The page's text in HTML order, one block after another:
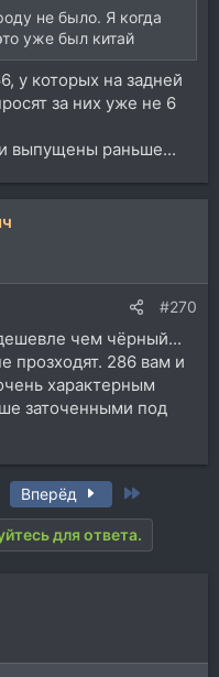
не было. Я когда
уже был китай
у которых на задней
за них уже не 6
выпущены раньше...
#270
чем чёрный...
прозходят. 286 вам и
характерным
заточенными под
Вперёд
для ответа.